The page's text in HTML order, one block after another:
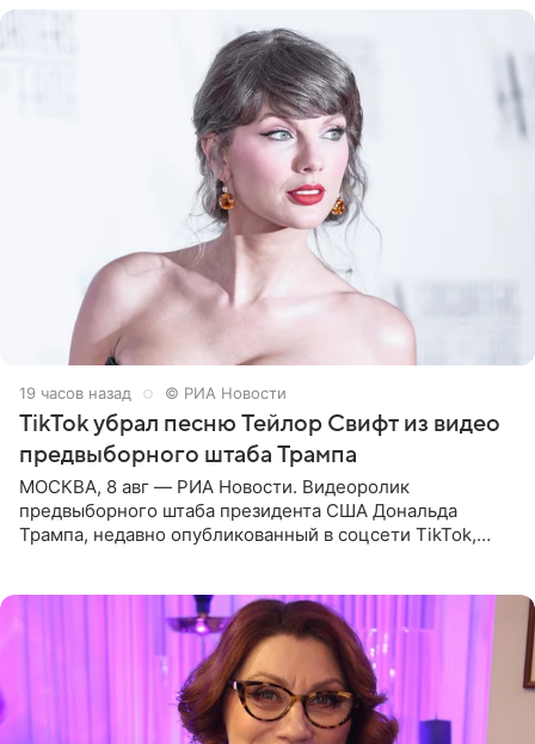
19 часов назад © РИА Новости
TikTok убрал песню Тейлор Свифт из видео
предвыборного штаба Трампа
МОСКВА, 8 авг — РИА Новости. Видеоролик
предвыборного штаба президента США Дональда
Трампа, недавно опубликованный в соцсети TikTok,